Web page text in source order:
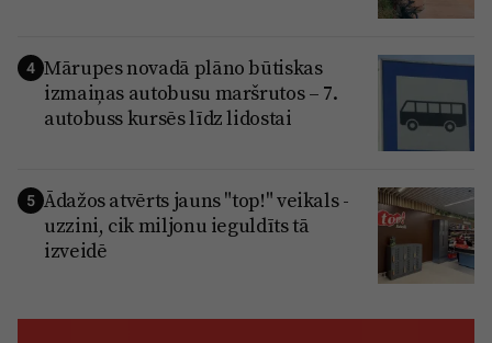
4 Mārupes novadā plāno būtiskas
izmaiņas autobusu maršrutos – 7.
autobuss kursēs līdz lidostai
5 Ādažos atvērts jauns "top!" veikals -
uzzini, cik miljonu ieguldīts tā
izveidē